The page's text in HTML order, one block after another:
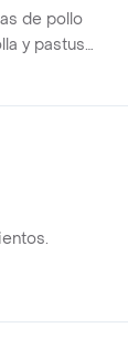
de pollo
y pastusa
1/4 de